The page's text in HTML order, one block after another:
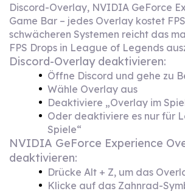
Discord-Overlay, NVIDIA GeForce
Game Bar – jedes Overlay kostet
schwächeren Systemen reicht das
FPS Drops in League of Legends
Discord-Overlay deaktivieren:
Öffne Discord und gehe zu
Wähle Overlay aus
Deaktiviere „Overlay im
Oder deaktiviere es nur für
Spiele“
NVIDIA GeForce Experience
deaktivieren:
Drücke Alt + Z, um das
Klicke auf das Zahnrad-